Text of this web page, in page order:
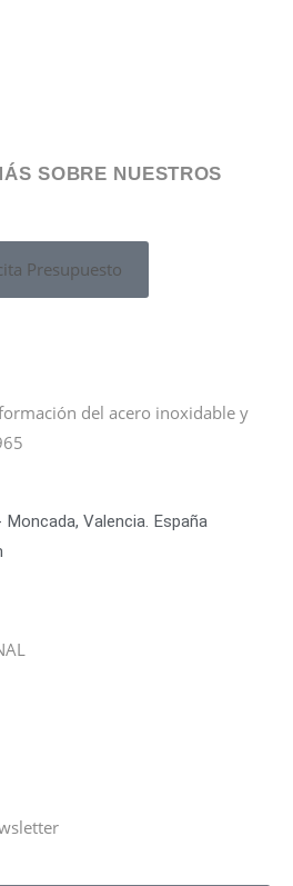
SOBRE NUESTROS
Presupuesto
del acero inoxidable y
Valencia. España